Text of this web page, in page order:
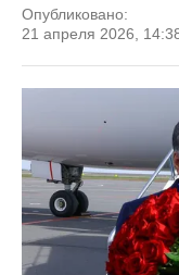
Опубликовано:
21 апреля 2026,